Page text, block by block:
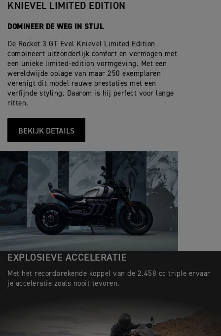
KNIEVEL LIMITED EDITION
DOMINEER DE WEG IN STIJL
De Rocket 3 GT Evel Knievel Limited Edition
combineert uitzonderlijk comfort en vermogen met
een unieke limited-edition vormgeving. Met een
wereldwijde oplage van maar 250 exemplaren
verenigt dit model rauwe prestaties met een
verfijnde styling. Daarom is hij perfect voor lange
ritten.
BEKIJK DETAILS
EXPLOSIEVE ACCELERATIE
Met het recordbrekende koppel van de 2.458 cc triple ervaar
je acceleratie zoals nooit tevoren.